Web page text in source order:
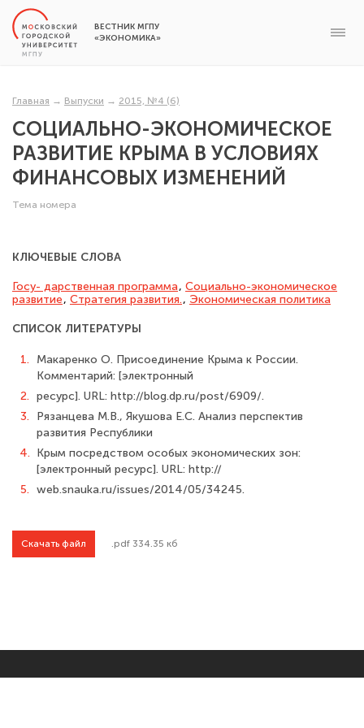
ВЕСТНИК МГПУ
«ЭКОНОМИКА»
Главная → Выпуски → 2015, №4 (6)
СОЦИАЛЬНО-ЭКОНОМИЧЕСКОЕ
РАЗВИТИЕ КРЫМА В УСЛОВИЯХ
ФИНАНСОВЫХ ИЗМЕНЕНИЙ
Тема номера
КЛЮЧЕВЫЕ СЛОВА
Госу- дарственная программа, Социально-экономическое
развитие, Стратегия развития., Экономическая политика
СПИСОК ЛИТЕРАТУРЫ
1.
Макаренко О. Присоединение Крыма к России.
Комментарий: [электронный
2. ресурс]. URL: http://blog.dp.ru/post/6909/.
3.
Рязанцева М.В., Якушова Е.С. Анализ перспектив
развития Республики
4. Крым посредством особых экономических зон:
[электронный ресурс]. URL: http://
5. web.snauka.ru/issues/2014/05/34245.
Скачать файл .pdf 334.35 кб